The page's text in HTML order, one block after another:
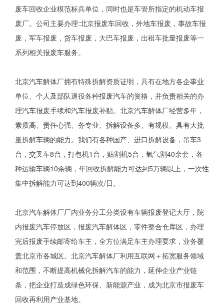
废车回收企业模范标兵单位，同时也是车管所指定的机动车报
废厂。公司主要办理:北京报废车回收，外地车报废，事故车报
废，军车报废，货车报废，大巴车报废，出租车批量报废等一
系列相关报废车服务。
北京汽车解体厂拥有特殊拆解资质证明，具有在地方各企事业
单位、个人及部队退役各种报废汽车的资格，并负责相关的办
理汽车报废手续和汽车报废补贴。北京汽车解体厂经营多年，
素质高、责任心强、务专业、拆解设备多、有规模、具有大批
量拆解车辆的能力。我们有各种国产、进口拆解设备，吊车3
台，交叉车8台，打包机1台，贴割机5台，氧气割40余套，各
种运输车辆10余辆，年回收拆解能力可达到5万辆以上，一次性
集中拆解能力可达到400辆次/日。
北京汽车解体厂厂内业务分工分类设有车辆报废登记大厅，院
内报废汽车停放区，报废汽车解体区，零件整合仓库区，办理
完后报废手续邮寄给车主，全方位满足车主办理要求，业务覆
盖北京市各城区。北京汽车解体厂利用互联网＋拓宽服务领域
和范围，不断提高机械化拆解汽车的能力，延伸企业产业链
条，把企业打造成绿色环保、新能源产业，成为北京市报废车
回收再利用产业基地。